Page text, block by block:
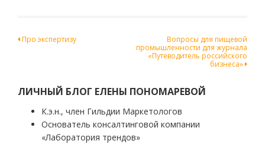
Навигация
Про экспертизу
Вопросы для пищевой
промышленности для журнала
«Путеводитель российского
бизнеса»
ЛИЧНЫЙ БЛОГ ЕЛЕНЫ ПОНОМАРЕВОЙ
К.э.н., член Гильдии Маркетологов
Основатель консалтинговой компании
«Лаборатория трендов»